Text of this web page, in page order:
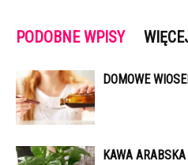
PODOBNE WPISY
DOMOWE
KAWA